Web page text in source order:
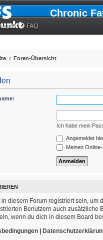
Chronic
FAQ
Foren-Übersicht
Ich habe mein
Angemeldet
Meinen
in diesem Forum registriert sein,
Benutzern auch zusätzliche
wenn du dich in diesem Board
|